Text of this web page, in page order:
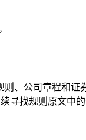
、公司章程和
寻找规则原文中